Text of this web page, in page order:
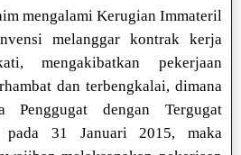
mengalami Kerugian Immateril
melanggar kontrak kerja
mengakibatkan pekerjaan
dan terbengkalai, dimana
Penggugat dengan Tergugat
pada 31 Januari 2015, maka